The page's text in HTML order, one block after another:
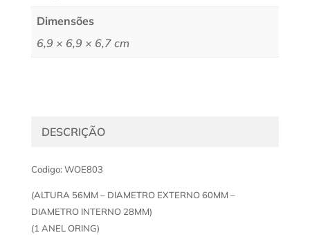
Dimensões
6,9 × 6,9 × 6,7 cm
DESCRIÇÃO
Codigo: WOE803
(ALTURA 56MM – DIAMETRO EXTERNO 60MM –
DIAMETRO INTERNO 28MM)
(1 ANEL ORING)